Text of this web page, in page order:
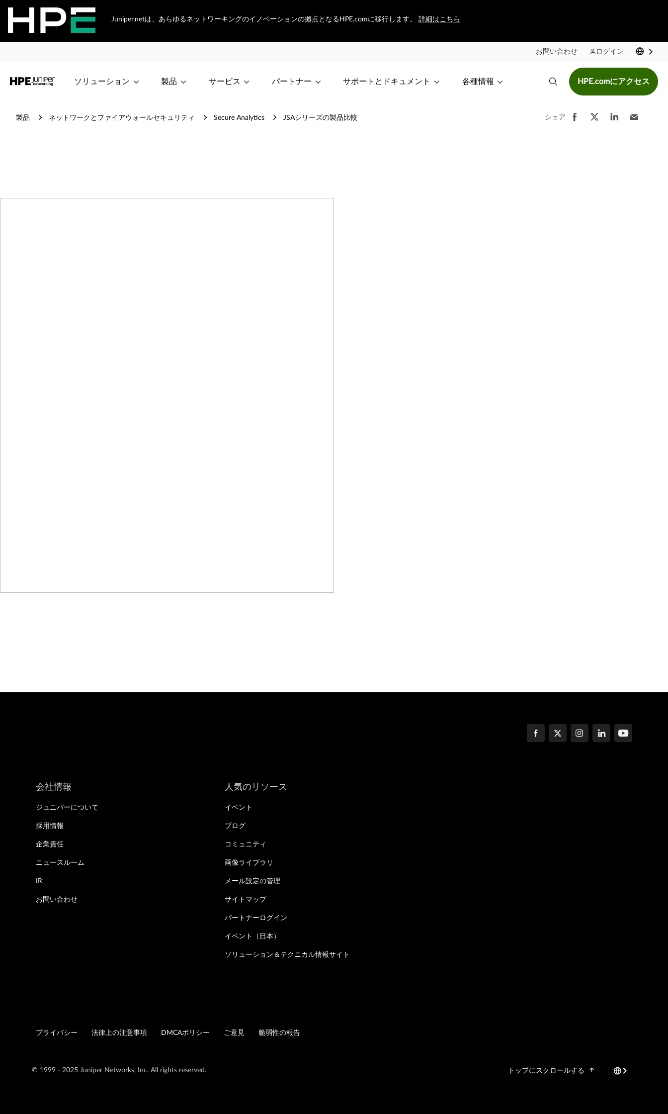
Juniper.netは、あらゆるネットワーキングのイノベーションの拠点となるHPE.comに移行します。 詳細はこちら
お問い合わせ ログイン
ソリューション 製品 サービス パートナー サポートとドキュメント 各種情報 HPE.comにアクセス
製品 ネットワークとファイアウォールセキュリティ Secure Analytics JSAシリーズの製品比較 シェア
会社情報
ジュニパーについて
採用情報
企業責任
ニュースルーム
IR
お問い合わせ
人気のリソース
イベント
ブログ
コミュニティ
画像ライブラリ
メール設定の管理
サイトマップ
パートナーログイン
イベント（日本）
ソリューション＆テクニカル情報サイト
プライバシー 法律上の注意事項 DMCAポリシー ご意見 脆弱性の報告
© 1999 - 2025 Juniper Networks, Inc. All rights reserved. トップにスクロールする